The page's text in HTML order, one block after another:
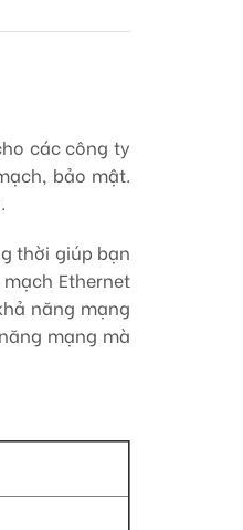
các công ty
bảo mật.
thời giúp bạn
Ethernet
năng mạng
mạng mà